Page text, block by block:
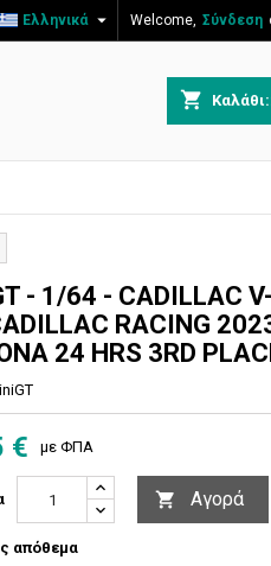
Welcome, Σύνδεση
Ελληνικά 
shopping_cart
- 1/64 - CADILLAC
RACING
24 HRS 3RD
€ με ΦΠΑ
 Αγορά
απόθεμα